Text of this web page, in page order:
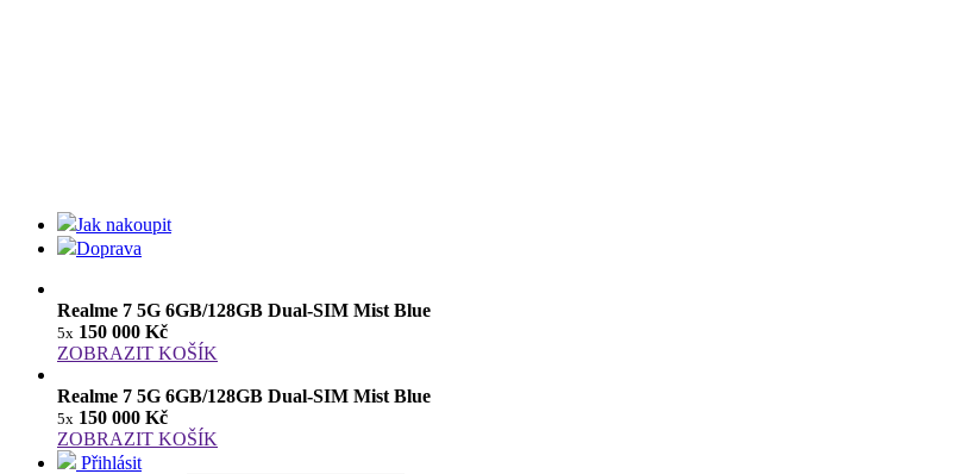
Jak nakoupit
Doprava
Realme 7 5G 6GB/128GB Dual-SIM Mist Blue
5x 150 000 Kč
ZOBRAZIT KOŠÍK
Realme 7 5G 6GB/128GB Dual-SIM Mist Blue
5x 150 000 Kč
ZOBRAZIT KOŠÍK
Přihlásit